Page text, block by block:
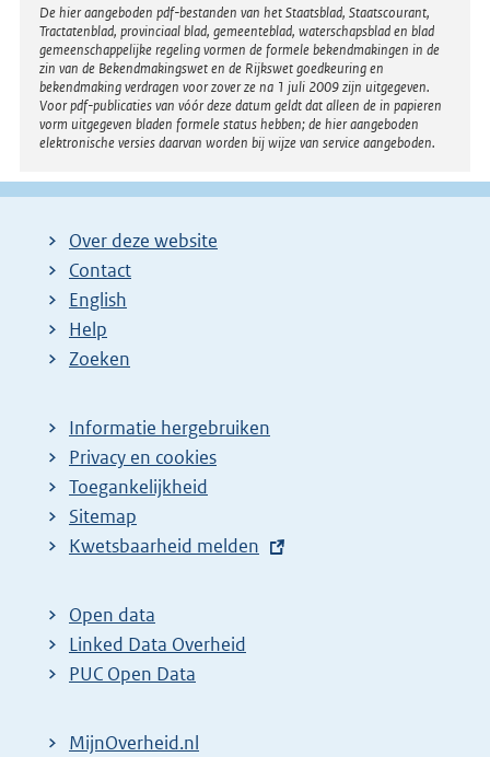
Disclaimer
De hier aangeboden pdf-bestanden van het Staatsblad, Staatscourant,
Tractatenblad, provinciaal blad, gemeenteblad, waterschapsblad en blad
gemeenschappelijke regeling vormen de formele bekendmakingen in de
zin van de Bekendmakingswet en de Rijkswet goedkeuring en
bekendmaking verdragen voor zover ze na 1 juli 2009 zijn uitgegeven.
Voor pdf-publicaties van vóór deze datum geldt dat alleen de in papieren
vorm uitgegeven bladen formele status hebben; de hier aangeboden
elektronische versies daarvan worden bij wijze van service aangeboden.
Over deze website
Contact
English
Help
Zoeken
Informatie hergebruiken
Privacy en cookies
Toegankelijkheid
Sitemap
E
t
e
r
l
Kwetsbaarheid melden
Open data
Linked Data Overheid
PUC Open Data
MijnOverheid.nl